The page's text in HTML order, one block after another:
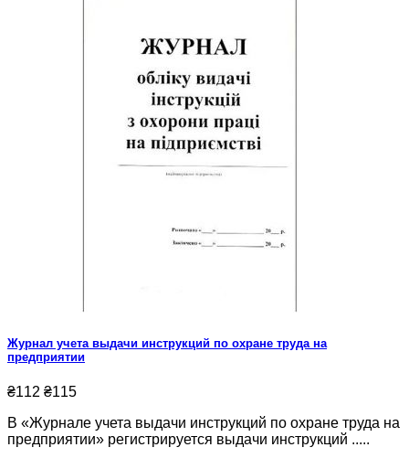
Журнал учета выдачи инструкций по охране труда на
предприятии
₴112 ₴115
В «Журнале учета выдачи инструкций по охране труда на
предприятии» регистрируется выдачи инструкций .....